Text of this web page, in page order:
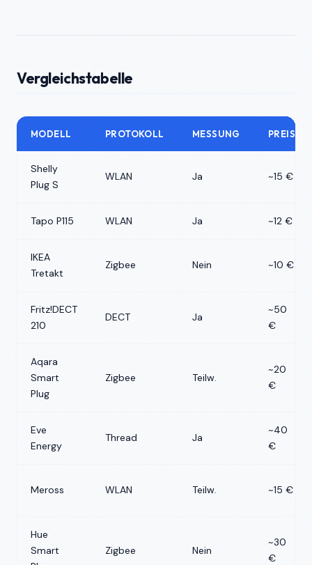
Vergleichstabelle
MODELL PROTOKOLL MESSUNG PREIS
Shelly
Plug S
WLAN Ja ~15 €
Tapo P115 WLAN Ja ~12 €
IKEA
Tretakt
Zigbee Nein ~10 €
Fritz!DECT
210
DECT Ja
~50
€
Aqara
Smart
Plug
Zigbee Teilw.
~20
€
Eve
Energy
Thread Ja
~40
€
Meross WLAN Teilw. ~15 €
Hue
Smart
Zigbee Nein
~30
€